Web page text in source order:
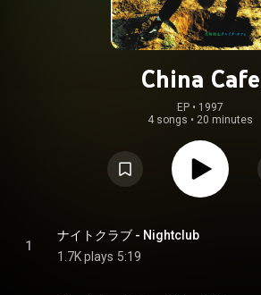
China Cafe
EP • 1997
4 songs • 20 minutes
1
ナイトクラブ - Nightclub
1.7K plays 5:19